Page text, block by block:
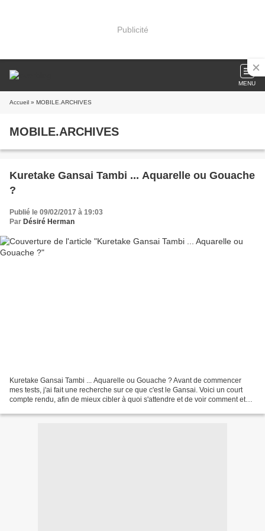
Publicité
MENU
Accueil » MOBILE.ARCHIVES
MOBILE.ARCHIVES
Kuretake Gansai Tambi ... Aquarelle ou Gouache
?
Publié le 09/02/2017 à 19:03
Par Désiré Herman
Kuretake Gansai Tambi ... Aquarelle ou Gouache ? Avant de commencer
mes tests, j'ai fait une recherche sur ce que c'est le Gansai. Voici un court
compte rendu, afin de mieux cibler à quoi s'attendre et de voir comment et